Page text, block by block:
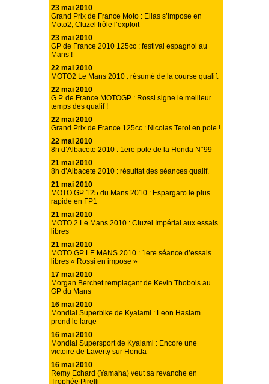
23 mai 2010
Grand Prix de France Moto : Elias s’impose en
Moto2, Cluzel frôle l’exploit
23 mai 2010
GP de France 2010 125cc : festival espagnol au
Mans !
22 mai 2010
MOTO2 Le Mans 2010 : résumé de la course qualif.
22 mai 2010
G.P. de France MOTOGP : Rossi signe le meilleur
temps des qualif !
22 mai 2010
Grand Prix de France 125cc : Nicolas Terol en pole !
22 mai 2010
8h d’Albacete 2010 : 1ere pole de la Honda N°99
21 mai 2010
8h d’Albacete 2010 : résultat des séances qualif.
21 mai 2010
MOTO GP 125 du Mans 2010 : Espargaro le plus
rapide en FP1
21 mai 2010
MOTO 2 Le Mans 2010 : Cluzel Impérial aux essais
libres
21 mai 2010
MOTO GP LE MANS 2010 : 1ere séance d’essais
libres « Rossi en impose »
17 mai 2010
Morgan Berchet remplaçant de Kevin Thobois au
GP du Mans
16 mai 2010
Mondial Superbike de Kyalami : Leon Haslam
prend le large
16 mai 2010
Mondial Supersport de Kyalami : Encore une
victoire de Laverty sur Honda
16 mai 2010
Remy Echard (Yamaha) veut sa revanche en
Trophée Pirelli